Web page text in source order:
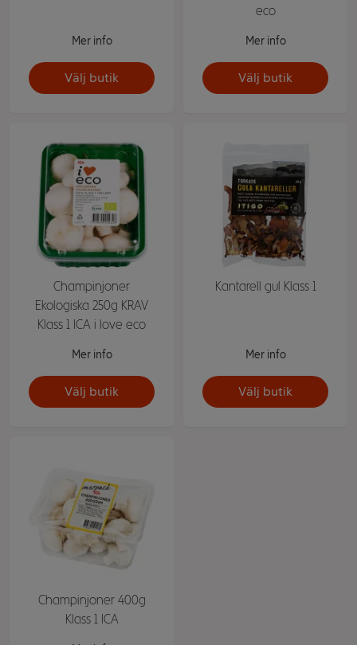
Mer info
Välj butik
eco
Mer info
Välj butik
Champinjoner
Ekologiska 250g KRAV
Klass 1 ICA i love eco
Mer info
Välj butik
Kantarell gul Klass 1
Mer info
Välj butik
Champinjoner 400g
Klass 1 ICA